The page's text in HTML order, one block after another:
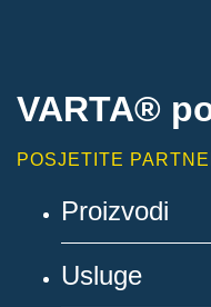
VARTA®
POSJETITE
Proizvodi
Usluge